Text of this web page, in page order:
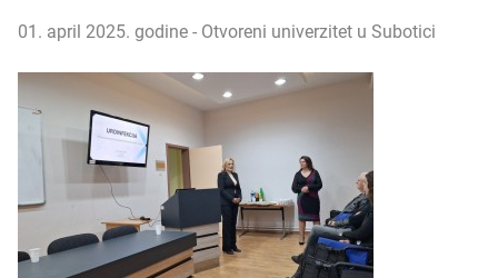
01. april 2025. godine - Otvoreni univerzitet u Subotici